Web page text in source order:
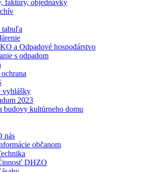
faktúry, objednávky
tabuľa
a Odpadové hospodárstvo
s odpadom
vyhlášky
2023
budovy kultúrneho domu
nás
občanom
DHZO